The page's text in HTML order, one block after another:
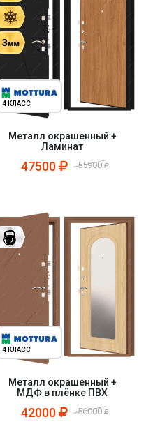
4 КЛАСС
Металл окрашенный +
Ламинат
47500 55900
4 КЛАСС
Металл окрашенный +
МДФ в плёнке ПВХ
42000 56000